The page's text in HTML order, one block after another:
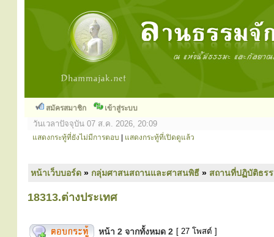
สมัครสมาชิก เข้าสู่ระบบ
วันเวลาปัจจุบัน 07 ส.ค. 2026, 20:09
แสดงกระทู้ที่ยังไม่มีการตอบ แสดงกระทู้ที่เปิดดูแล้ว
หน้าเว็บบอร์ด » กลุ่มศาสนสถานและศาสนพิธี » สถานที่ปฏิบัติธร
18313.ต่างประเทศ
หน้า 2 จากทั้งหมด 2 [ 27 โพสต์ ]